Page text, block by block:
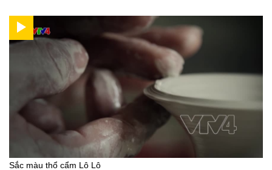
Sắc màu thổ cẩm Lô Lô